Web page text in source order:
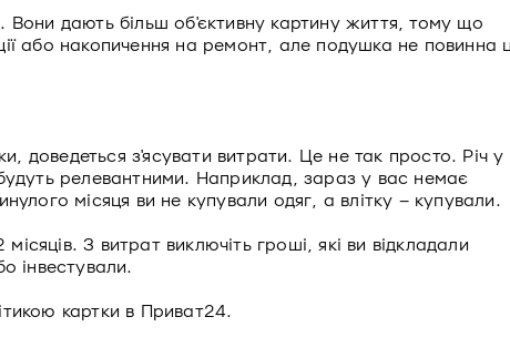
дають більш об'єктивну картину життя, тому що
або накопичення на ремонт, але подушка не повинна
доведеться з'ясувати витрати. Це не так просто. Річ у
релевантними. Наприклад, зараз у вас немає
місяця ви не купували одяг, а влітку – купували.
місяців. З витрат виключіть гроші, які ви відкладали
інвестували.
картки в Приват24.